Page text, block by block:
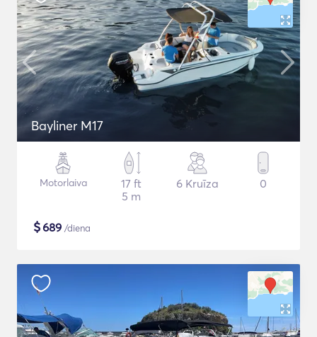
Bayliner M17
Motorlaiva
17 ft
5 m
6 Kruīza 0
$689 /diena